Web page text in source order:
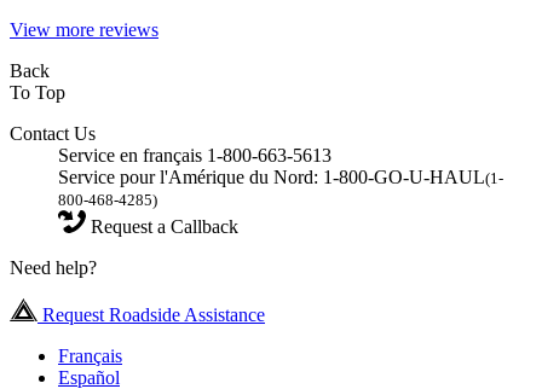
View more reviews
Back
To Top
Contact Us
Service en français 1-800-663-5613
Service pour l'Amérique du Nord: 1-800-GO-U-HAUL(1-
800-468-4285)
Request a Callback
Need help?
Request Roadside Assistance
Français
Español